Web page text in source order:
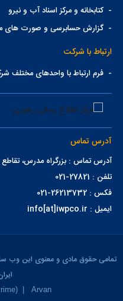
-کتابخانه و مرکز اسناد آب و نیرو
-گزارش حسابرسی و صورت های
ارتباط با شرکت
-فرم ارتباط با واحدهای مختلف
آدرس تماس
آدرس تماس : بزرگراه مدرس، تقاطع
تلفن : 27821-021
فکس : 26213732-021
ایمیل : info[at]iwpco.ir
تمامی حقوق مادی و معنوی این وب
Arvan